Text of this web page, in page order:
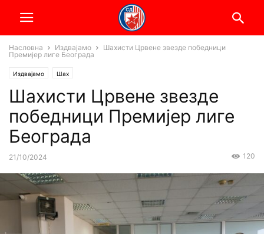
Насловна Издвајамо
Шахисти Црвене звезде победници
Премијер лиге Београда
Издвајамо Шах
Шахисти Црвене звезде
победници Премијер лиге
Београда
21/10/2024 120